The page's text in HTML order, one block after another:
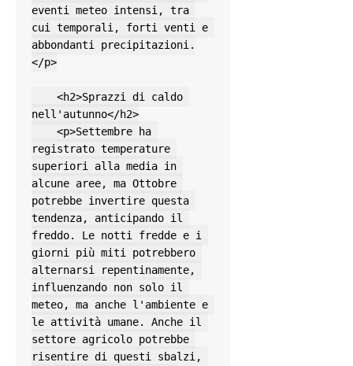
eventi meteo intensi, tra
cui temporali, forti venti e
abbondanti precipitazioni.
</p>
nell'autunno</h2>
registrato temperature
superiori alla media in
alcune aree, ma Ottobre
potrebbe invertire questa
tendenza, anticipando il
freddo. Le notti fredde e i
giorni più miti potrebbero
alternarsi repentinamente,
influenzando non solo il
meteo, ma anche l'ambiente e
le attività umane. Anche il
settore agricolo potrebbe
risentire di questi sbalzi,